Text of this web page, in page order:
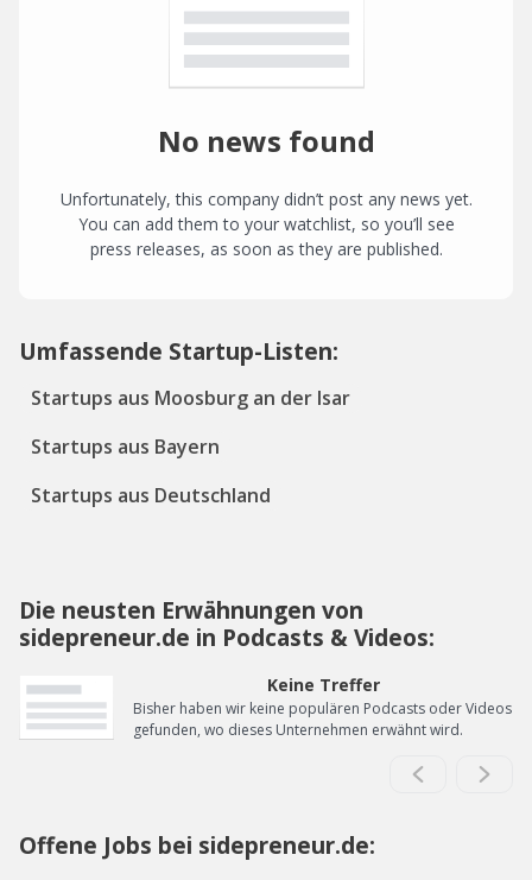
No news found
Unfortunately, this company didn’t post any news yet.
You can add them to your watchlist, so you’ll see
press releases, as soon as they are published.
Umfassende Startup-Listen:
Startups aus Moosburg an der Isar
Startups aus Bayern
Startups aus Deutschland
Die neusten Erwähnungen von
sidepreneur.de in Podcasts & Videos:
Keine Treffer
Bisher haben wir keine populären Podcasts oder Videos
gefunden, wo dieses Unternehmen erwähnt wird.
Offene Jobs bei sidepreneur.de: